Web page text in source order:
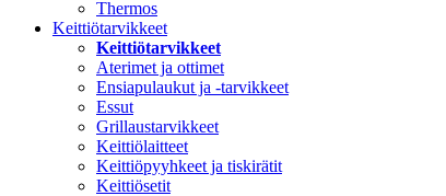
Thermos
Keittiötarvikkeet
Keittiötarvikkeet
Aterimet ja ottimet
Ensiapulaukut ja -tarvikkeet
Essut
Grillaustarvikkeet
Keittiölaitteet
Keittiöpyyhkeet ja tiskirätit
Keittiösetit